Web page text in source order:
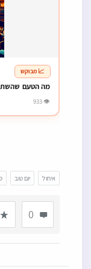
📈 מבוקש
מה הטעם
👁 933
איחול יום טוב
0